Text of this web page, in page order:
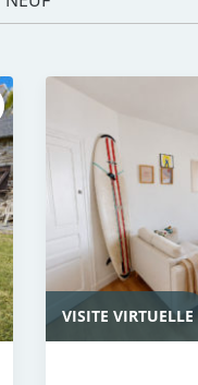
VISITE VIRTUELLE